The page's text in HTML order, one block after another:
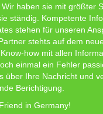
haben sie mit größter
ständig. Kompetente
stehen für unseren
stehts auf dem
how mit allen
einmal ein Fehler
über Ihre Nachricht und
Berichtigung.
in Germany!